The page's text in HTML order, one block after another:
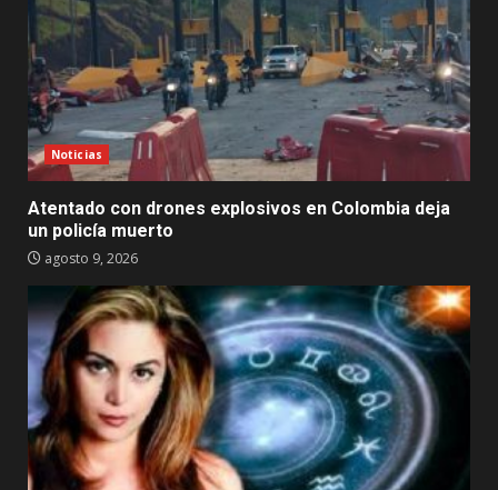
Noticias
Atentado con drones explosivos en Colombia deja
un policía muerto
agosto 9, 2026